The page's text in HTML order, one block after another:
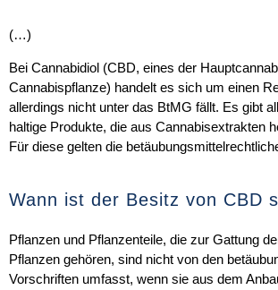
(…)
Bei Cannabidiol (CBD, eines der
Cannabispflanze) handelt es sich um einen
allerdings nicht unter das BtMG fällt. Es gibt
haltige Produkte, die aus Cannabisextrakten
Für diese gelten die
Wann ist der Besitz von CBD
Pflanzen und Pflanzenteile, die zur Gattung
Pflanzen gehören, sind nicht von den
Vorschriften umfasst, wenn sie aus dem